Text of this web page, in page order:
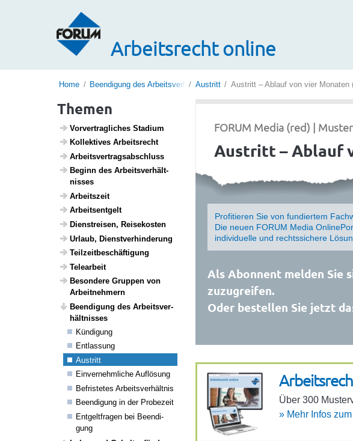
Arbeitsrecht online
Home Beendigung des Arbeitsverhältnisses
Austritt Austritt – Ablauf von vier Monaten
Themen
Vorver­trag­li­ches Stadium
Kollek­tives Arbeits­recht
Arbeits­ver­trags­ab­schluss
Beginn des Arbeits­ver­hält­
nisses
Arbeits­zeit
Arbeits­ent­gelt
Dien­st­reisen, Reise­kosten
Urlaub, Dienst­ver­hin­de­rung
Teil­zeit­be­schäf­ti­gung
Telea­r­beit
Beson­dere Gruppen von
Arbeit­neh­mern
Been­di­gung des Arbeits­ver­
hält­nisses
Kündi­gung
Entlas­sung
Austritt
Einver­nehm­liche Auflö­sung
Befris­tetes Arbeits­ver­hältnis
Been­di­gung in der Probe­zeit
Entgelt­fragen bei Been­di­
gung
FORUM Media (red) |
Austritt – Ablauf
Profitieren Sie von fundiertem
Die neuen FORUM Media
individuelle und rechtssichere
Als Abonnent melden Sie
zuzugreifen.
Oder bestellen Sie jetzt
Über 300
» Mehr Infos